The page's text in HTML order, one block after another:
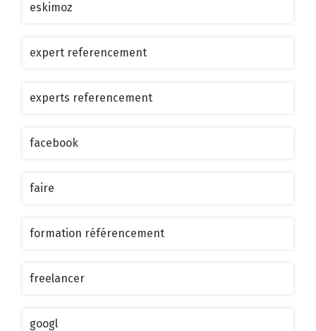
eskimoz
expert referencement
experts referencement
facebook
faire
formation référencement
freelancer
googl